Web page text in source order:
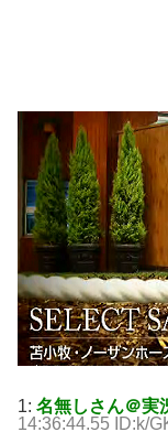
1: 名無しさん＠実
14:36:44.55 ID:k/